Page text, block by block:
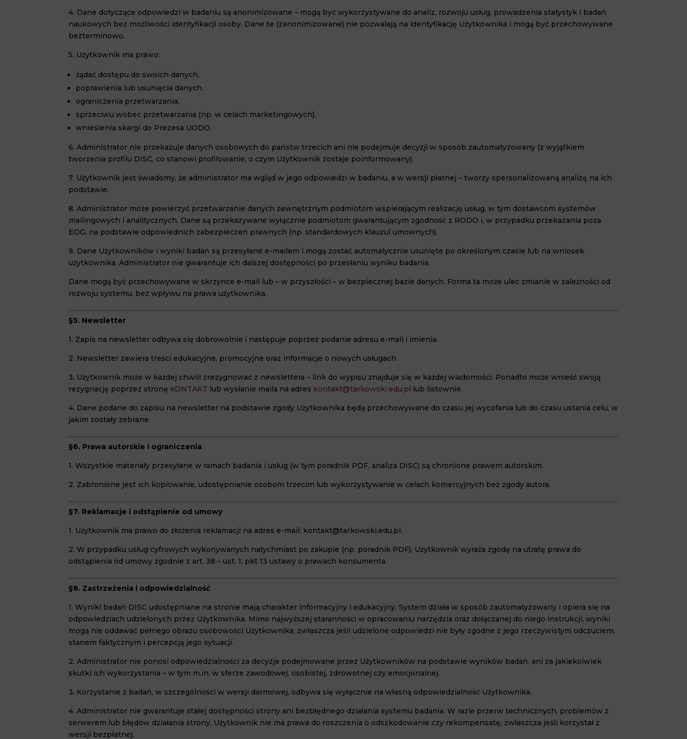
4. Dane dotyczące odpowiedzi w badaniu są anonimizowane – mogą być wykorzystywane do analiz, rozwoju usług, prowadzenia statystyk i badań
naukowych bez możliwości identyfikacji osoby. Dane te (zanonimizowane) nie pozwalają na identyfikację Użytkownika i mogą być przechowywane
bezterminowo.
5. Użytkownik ma prawo:
żądać dostępu do swoich danych,
poprawienia lub usunięcia danych,
ograniczenia przetwarzania,
sprzeciwu wobec przetwarzania (np. w celach marketingowych),
wniesienia skargi do Prezesa UODO.
6. Administrator nie przekazuje danych osobowych do państw trzecich ani nie podejmuje decyzji w sposób zautomatyzowany (z wyjątkiem
tworzenia profilu DISC, co stanowi profilowanie, o czym Użytkownik zostaje poinformowany).
7. Użytkownik jest świadomy, że administrator ma wgląd w jego odpowiedzi w badaniu, a w wersji płatnej – tworzy spersonalizowaną analizę na ich
podstawie.
8. Administrator może powierzyć przetwarzanie danych zewnętrznym podmiotom wspierającym realizację usług, w tym dostawcom systemów
mailingowych i analitycznych. Dane są przekazywane wyłącznie podmiotom gwarantującym zgodność z RODO i, w przypadku przekazania poza
EOG, na podstawie odpowiednich zabezpieczeń prawnych (np. standardowych klauzul umownych).
9. Dane Użytkowników i wyniki badań są przesyłane e-mailem i mogą zostać automatycznie usunięte po określonym czasie lub na wniosek
użytkownika. Administrator nie gwarantuje ich dalszej dostępności po przesłaniu wyniku badania.
Dane mogą być przechowywane w skrzynce e-mail lub – w przyszłości – w bezpiecznej bazie danych. Forma ta może ulec zmianie w zależności od
rozwoju systemu, bez wpływu na prawa użytkownika.
§5. Newsletter
1. Zapis na newsletter odbywa się dobrowolnie i następuje poprzez podanie adresu e-mail i imienia.
2. Newsletter zawiera treści edukacyjne, promocyjne oraz informacje o nowych usługach.
3. Użytkownik może w każdej chwili zrezygnować z newslettera – link do wypisu znajduje się w każdej wiadomości. Ponadto może wnieść swoją
rezygnację poprzez stronę KONTAKT lub wysłanie maila na adres kontakt@tarkowski.edu.pl lub listownie.
4. Dane podane do zapisu na newsletter na podstawie zgody Użytkownika będą przechowywane do czasu jej wycofania lub do czasu ustania celu, w
jakim zostały zebrane.
§6. Prawa autorskie i ograniczenia
1. Wszystkie materiały przesyłane w ramach badania i usług (w tym poradnik PDF, analiza DISC) są chronione prawem autorskim.
2. Zabronione jest ich kopiowanie, udostępnianie osobom trzecim lub wykorzystywanie w celach komercyjnych bez zgody autora.
§7. Reklamacje i odstąpienie od umowy
1. Użytkownik ma prawo do złożenia reklamacji na adres e-mail: kontakt@tarkowski.edu.pl.
2. W przypadku usług cyfrowych wykonywanych natychmiast po zakupie (np. poradnik PDF), Użytkownik wyraża zgodę na utratę prawa do
odstąpienia od umowy zgodnie z art. 38 – ust. 1, pkt 13 ustawy o prawach konsumenta.
§8. Zastrzeżenia i odpowiedzialność
1. Wyniki badań DISC udostępniane na stronie mają charakter informacyjny i edukacyjny. System działa w sposób zautomatyzowany i opiera się na
odpowiedziach udzielonych przez Użytkownika. Mimo najwyższej staranności w opracowaniu narzędzia oraz dołączanej do niego instrukcji, wyniki
mogą nie oddawać pełnego obrazu osobowości Użytkownika, zwłaszcza jeśli udzielone odpowiedzi nie były zgodne z jego rzeczywistym odczuciem,
stanem faktycznym i percepcją jego sytuacji.
2. Administrator nie ponosi odpowiedzialności za decyzje podejmowane przez Użytkowników na podstawie wyników badań, ani za jakiekolwiek
skutki ich wykorzystania – w tym m.in. w sferze zawodowej, osobistej, zdrowotnej czy emocjonalnej.
3. Korzystanie z badań, w szczególności w wersji darmowej, odbywa się wyłącznie na własną odpowiedzialność Użytkownika.
4. Administrator nie gwarantuje stałej dostępności strony ani bezbłędnego działania systemu badania. W razie przerw technicznych, problemów z
serwerem lub błędów działania strony, Użytkownik nie ma prawa do roszczenia o odszkodowanie czy rekompensatę, zwłaszcza jeśli korzystał z
wersji bezpłatnej.